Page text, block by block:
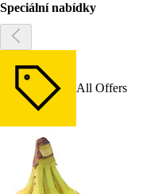
Speciální nabídky
All Offers